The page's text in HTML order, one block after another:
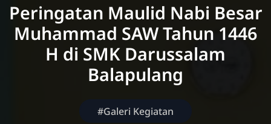
Peringatan Maulid Nabi Besar
Muhammad SAW Tahun 1446
H di SMK Darussalam
Balapulang
#Galeri Kegiatan